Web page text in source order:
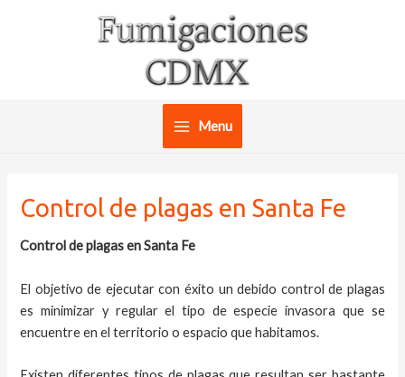
Main
Menu
Control de plagas en Santa Fe
Control de plagas en Santa Fe
El objetivo de ejecutar con éxito un debido control de plagas
es minimizar y regular el tipo de especie invasora que se
encuentre en el territorio o espacio que habitamos.